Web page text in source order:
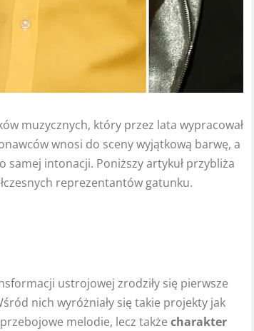
muzycznych, który przez lata wypracował
wnosi do sceny wyjątkową barwę, a
intonacji. Poniższy artykuł przybliża
reprezentantów gatunku.
ustrojowej zrodziły się pierwsze
nich wyróżniały się takie projekty jak
melodie, lecz także charakter